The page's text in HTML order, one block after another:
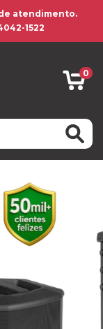
atendimento.
1522
0